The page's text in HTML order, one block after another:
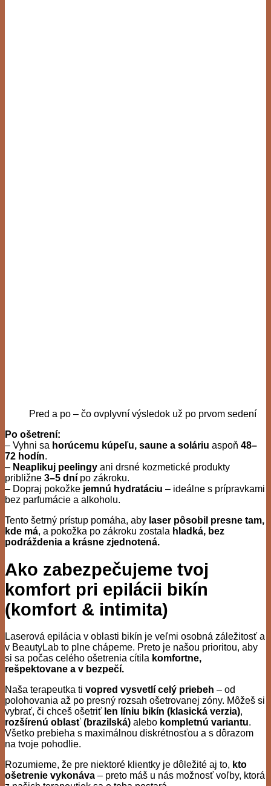
Pred a po – čo ovplyvní výsledok už po prvom sedení
Po ošetrení:
– Vyhni sa horúcemu kúpeľu, saune a soláriu aspoň 48–
72 hodín.
– Neaplikuj peelingy ani drsné kozmetické produkty
približne 3–5 dní po zákroku.
– Dopraj pokožke jemnú hydratáciu – ideálne s prípravkami
bez parfumácie a alkoholu.
Tento šetrný prístup pomáha, aby laser pôsobil presne tam,
kde má, a pokožka po zákroku zostala hladká, bez
podráždenia a krásne zjednotená.
Ako zabezpečujeme tvoj
komfort pri epilácii bikín
(komfort & intimita)
Laserová epilácia v oblasti bikín je veľmi osobná záležitosť a
v BeautyLab to plne chápeme. Preto je našou prioritou, aby
si sa počas celého ošetrenia cítila komfortne,
rešpektovane a v bezpečí.
Naša terapeutka ti vopred vysvetlí celý priebeh – od
polohovania až po presný rozsah ošetrovanej zóny. Môžeš si
vybrať, či chceš ošetriť len líniu bikín (klasická verzia),
rozšírenú oblasť (brazilská) alebo kompletnú variantu.
Všetko prebieha s maximálnou diskrétnosťou a s dôrazom
na tvoje pohodlie.
Rozumieme, že pre niektoré klientky je dôležité aj to, kto
ošetrenie vykonáva – preto máš u nás možnosť voľby, ktorá